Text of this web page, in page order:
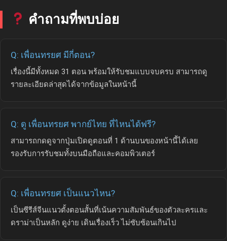
คำถามที่พบบ่อย
Q: เพื่อนทรยศ มีกี่ตอน?
เรื่องนี้มีทั้งหมด 31 ตอน พร้อมให้รับชมแบบจบครบ สามารถดู
รายละเอียดล่าสุดได้จากข้อมูลในหน้านี้
Q: ดู เพื่อนทรยศ พากย์ไทย ที่ไหนได้ฟรี?
สามารถกดดูจากปุ่มเปิดดูตอนที่ 1 ด้านบนของหน้านี้ได้เลย
รองรับการรับชมทั้งบนมือถือและคอมพิวเตอร์
Q: เพื่อนทรยศ เป็นแนวไหน?
เป็นซีรีส์จีนแนวตั้งตอนสั้นที่เน้นความสัมพันธ์ของตัวละครและ
ดราม่าเป็นหลัก ดูง่าย เดินเรื่องเร็ว ไม่ซับซ้อนเกินไป